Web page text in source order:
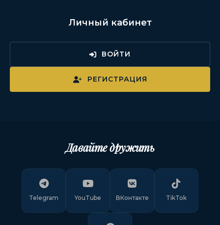
Личный кабинет
ВОЙТИ
РЕГИСТРАЦИЯ
Давайте дружить
Telegram YouTube ВКонтакте TikTok